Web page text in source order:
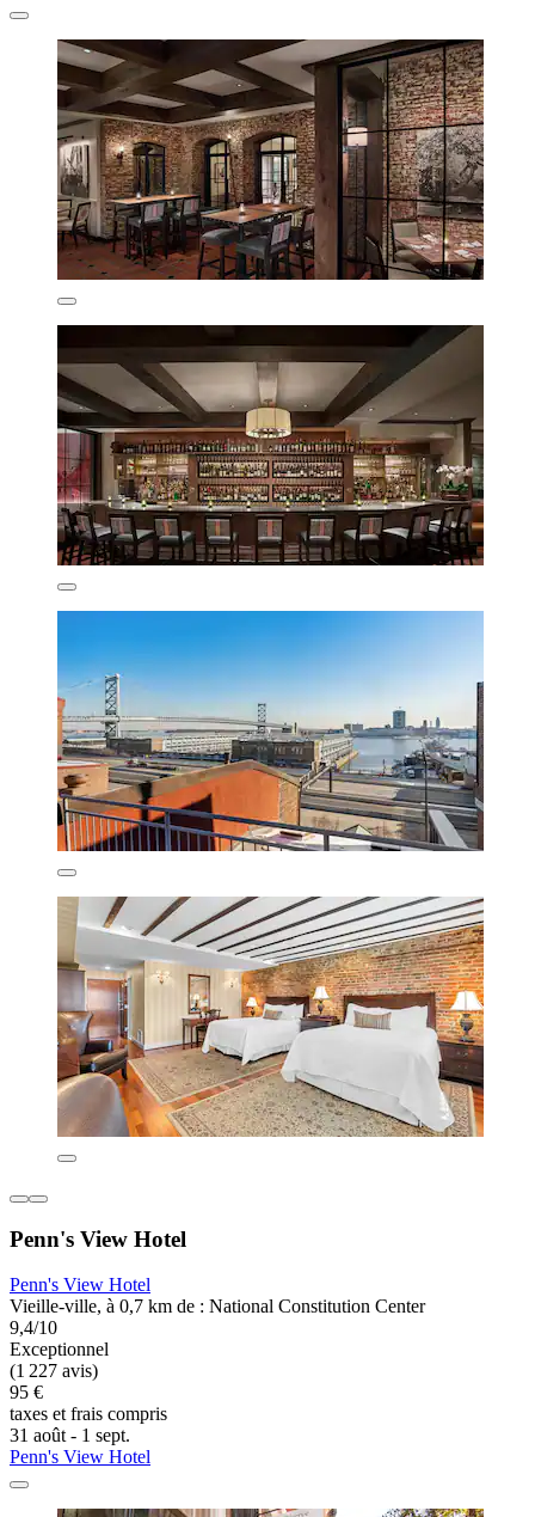
Penn's View Hotel
Penn's View Hotel
Vieille-ville, à 0,7 km de : National Constitution Center
9,4/10
Exceptionnel
(1 227 avis)
95 €
taxes et frais compris
31 août - 1 sept.
Penn's View Hotel